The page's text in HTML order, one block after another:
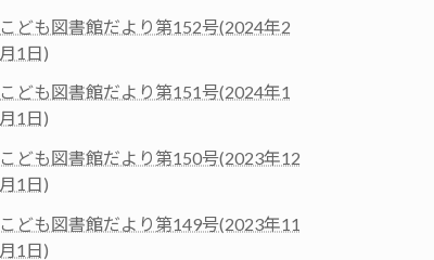
こども図書館だより第152号(2024年2
月1日)
こども図書館だより第151号(2024年1
月1日)
こども図書館だより第150号(2023年12
月1日)
こども図書館だより第149号(2023年11
月1日)